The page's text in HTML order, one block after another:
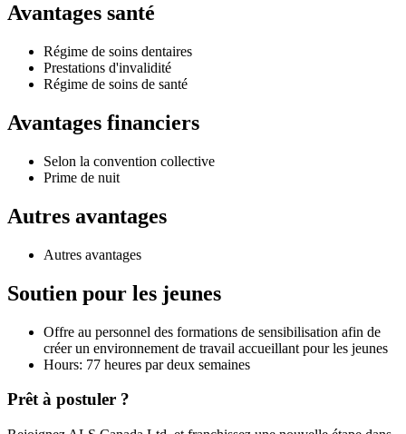
Avantages santé
Régime de soins dentaires
Prestations d'invalidité
Régime de soins de santé
Avantages financiers
Selon la convention collective
Prime de nuit
Autres avantages
Autres avantages
Soutien pour les jeunes
Offre au personnel des formations de sensibilisation afin de
créer un environnement de travail accueillant pour les jeunes
Hours: 77 heures par deux semaines
Prêt à postuler ?